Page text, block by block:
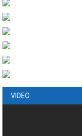
VIDEO